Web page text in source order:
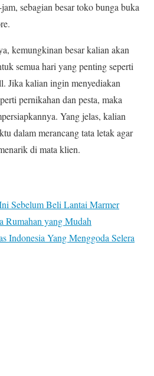
sebagian besar toko bunga buka
kemungkinan besar kalian akan
semua hari yang penting seperti
Jika kalian ingin menyediakan
pernikahan dan pesta, maka
Yang jelas, kalian
dalam merancang tata letak agar
di mata klien.
Sebelum Beli Lantai Marmer
Rumahan yang Mudah
Indonesia Yang Menggoda Selera